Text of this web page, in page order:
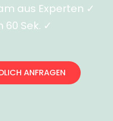
aus Experten ✓
60 Sek. ✓
ANFRAGEN